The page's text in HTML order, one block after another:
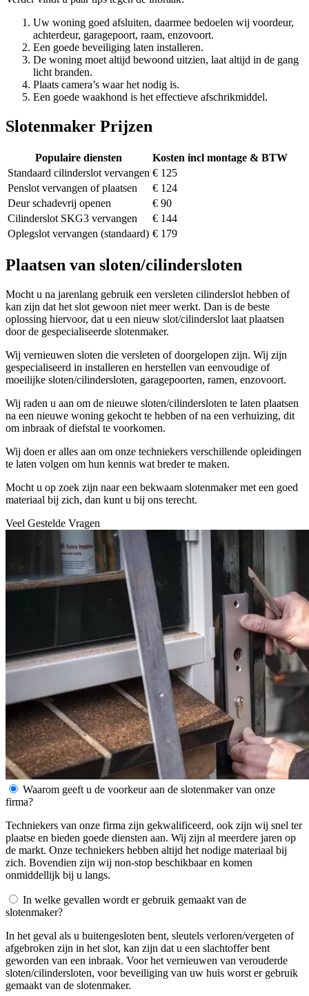
Uw woning goed afsluiten, daarmee bedoelen wij voordeur,
achterdeur, garagepoort, raam, enzovoort.
Een goede beveiliging laten installeren.
De woning moet altijd bewoond uitzien, laat altijd in de gang
licht branden.
Plaats camera’s waar het nodig is.
Een goede waakhond is het effectieve afschrikmiddel.
Slotenmaker Prijzen
Populaire diensten
Kosten incl montage & BTW
Standaard cilinderslot vervangen € 125
Penslot vervangen of plaatsen
€ 124
Deur schadevrij openen
€ 90
Cilinderslot SKG3 vervangen
€ 144
Oplegslot vervangen (standaard) € 179
Plaatsen van sloten/cilindersloten
Mocht u na jarenlang gebruik een versleten cilinderslot hebben of
kan zijn dat het slot gewoon niet meer werkt. Dan is de beste
oplossing hiervoor, dat u een nieuw slot/cilinderslot laat plaatsen
door de gespecialiseerde slotenmaker.
Wij vernieuwen sloten die versleten of doorgelopen zijn. Wij zijn
gespecialiseerd in installeren en herstellen van eenvoudige of
moeilijke sloten/cilindersloten, garagepoorten, ramen, enzovoort.
Wij raden u aan om de nieuwe sloten/cilindersloten te laten plaatsen
na een nieuwe woning gekocht te hebben of na een verhuizing, dit
om inbraak of diefstal te voorkomen.
Wij doen er alles aan om onze techniekers verschillende opleidingen
te laten volgen om hun kennis wat breder te maken.
Mocht u op zoek zijn naar een bekwaam slotenmaker met een goed
materiaal bij zich, dan kunt u bij ons terecht.
Veel Gestelde Vragen
Waarom geeft u de voorkeur aan de slotenmaker van onze
firma?
Techniekers van onze firma zijn gekwalificeerd, ook zijn wij snel ter
plaatse en bieden goede diensten aan. Wij zijn al meerdere jaren op
de markt. Onze techniekers hebben altijd het nodige materiaal bij
zich. Bovendien zijn wij non-stop beschikbaar en komen
onmiddellijk bij u langs.
In welke gevallen wordt er gebruik gemaakt van de
slotenmaker?
In het geval als u buitengesloten bent, sleutels verloren/vergeten of
afgebroken zijn in het slot, kan zijn dat u een slachtoffer bent
geworden van een inbraak. Voor het vernieuwen van verouderde
sloten/cilindersloten, voor beveiliging van uw huis worst er gebruik
gemaakt van de slotenmaker.